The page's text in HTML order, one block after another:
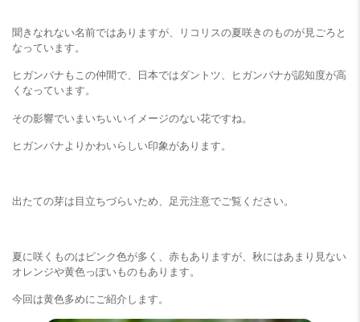
聞きなれない名前ではありますが、リコリスの夏咲きのものが見ごろと
なっています。
ヒガンバナもこの仲間で、日本ではダントツ、ヒガンバナが認知度が高
くなっています。
その影響でいまいちいいイメージのない花ですね。
ヒガンバナよりかわいらしい印象があります。
出たての芽は目立ちづらいため、足元注意でご覧ください。
夏に咲くものはピンク色が多く、赤もありますが、秋にはあまり見ない
オレンジや黄色っぽいものもあります。
今回は黄色多めにご紹介します。